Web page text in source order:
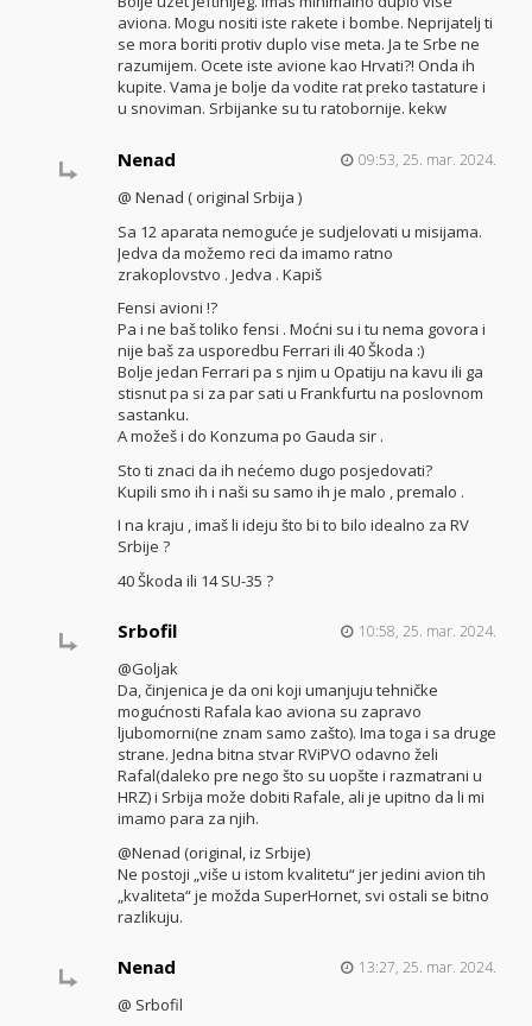
aviona. Mogu nositi iste rakete i bombe. Neprijatelj ti
se mora boriti protiv duplo vise meta. Ja te Srbe ne
razumijem. Ocete iste avione kao Hrvati?! Onda ih
kupite. Vama je bolje da vodite rat preko tastature i
u snoviman. Srbijanke su tu ratobornije. kekw
Nenad 09:53, 25. mar. 2024.
@ Nenad ( original Srbija )
Sa 12 aparata nemoguće je sudjelovati u misijama.
Jedva da možemo reci da imamo ratno
zrakoplovstvo . Jedva . Kapiš
Fensi avioni !?
Pa i ne baš toliko fensi . Moćni su i tu nema govora i
nije baš za usporedbu Ferrari ili 40 Škoda :)
Bolje jedan Ferrari pa s njim u Opatiju na kavu ili ga
stisnut pa si za par sati u Frankfurtu na poslovnom
sastanku.
A možeš i do Konzuma po Gauda sir .
Sto ti znaci da ih nećemo dugo posjedovati?
Kupili smo ih i naši su samo ih je malo , premalo .
I na kraju , imaš li ideju što bi to bilo idealno za RV
Srbije ?
40 Škoda ili 14 SU-35 ?
Srbofil 10:58, 25. mar. 2024.
@Goljak
Da, činjenica je da oni koji umanjuju tehničke
mogućnosti Rafala kao aviona su zapravo
ljubomorni(ne znam samo zašto). Ima toga i sa druge
strane. Jedna bitna stvar RViPVO odavno želi
Rafal(daleko pre nego što su uopšte i razmatrani u
HRZ) i Srbija može dobiti Rafale, ali je upitno da li mi
imamo para za njih.
@Nenad (original, iz Srbije)
Ne postoji „više u istom kvalitetu“ jer jedini avion tih
„kvaliteta“ je možda SuperHornet, svi ostali se bitno
razlikuju.
Nenad 13:27, 25. mar. 2024.
@ Srbofil